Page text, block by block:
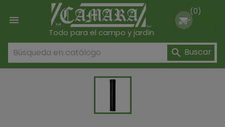

Todo para el campo y jardín
(0)
 Buscar